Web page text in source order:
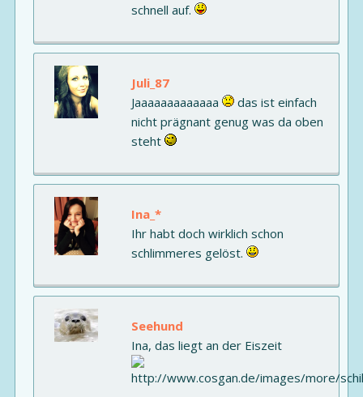
schnell auf.
Juli_87
Jaaaaaaaaaaaaa
das ist einfach
nicht prägnant genug was da oben
steht
Ina_*
Ihr habt doch wirklich schon
schlimmeres gelöst.
Seehund
Ina, das liegt an der Eiszeit